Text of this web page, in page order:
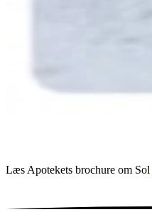
Læs Apotekets brochure om Sol